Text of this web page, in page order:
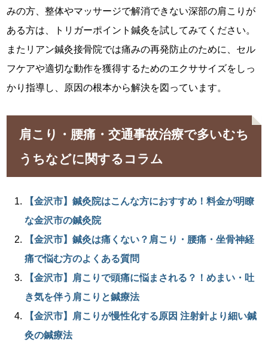
みの方、整体やマッサージで解消できない深部の肩こりが
ある方は、トリガーポイント鍼灸を試してみてください。
またリアン鍼灸接骨院では痛みの再発防止のために、セル
フケアや適切な動作を獲得するためのエクササイズをしっ
かり指導し、原因の根本から解決を図っています。
肩こり・腰痛・交通事故治療で多いむち
うちなどに関するコラム
【金沢市】鍼灸院はこんな方におすすめ！料金が明瞭
な金沢市の鍼灸院
【金沢市】鍼灸は痛くない？肩こり・腰痛・坐骨神経
痛で悩む方のよくある質問
【金沢市】肩こりで頭痛に悩まされる？！めまい・吐
き気を伴う肩こりと鍼療法
【金沢市】肩こりが慢性化する原因 注射針より細い鍼
灸の鍼療法